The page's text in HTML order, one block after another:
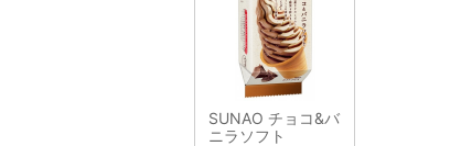
SUNAO チョコ&バ
ニラソフト